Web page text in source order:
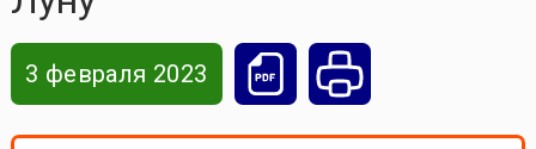
3 февраля 2023